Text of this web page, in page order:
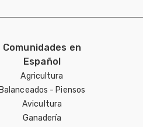
Comunidades en
Español
Agricultura
Balanceados - Piensos
Avicultura
Ganadería